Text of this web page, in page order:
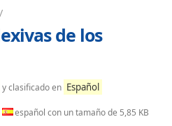
/
de los
y clasificado en Español
español con un tamaño de 5,85 KB